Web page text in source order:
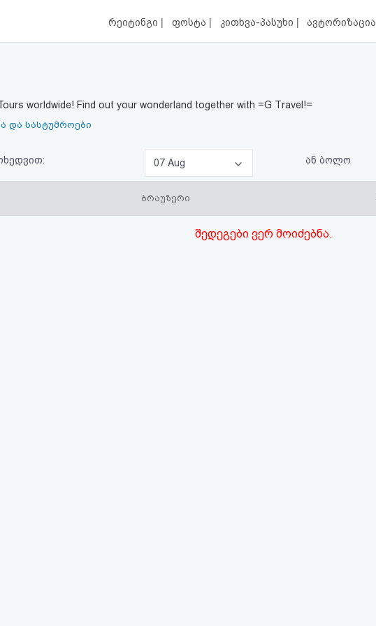
რეიტინგი | ფოსტა | კითხვა-პასუხი | ავტორიზაცია
worldwide! Find out your wonderland together with =G Travel!=
და სასტუმროები
07 Aug ან ბოლო
ბრაუზერი
შედეგები ვერ მოიძებნა.